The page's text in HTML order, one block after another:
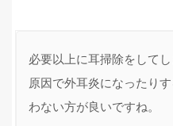
必要以上に耳掃除をして
原因で外耳炎になったり
わない方が良いですね。